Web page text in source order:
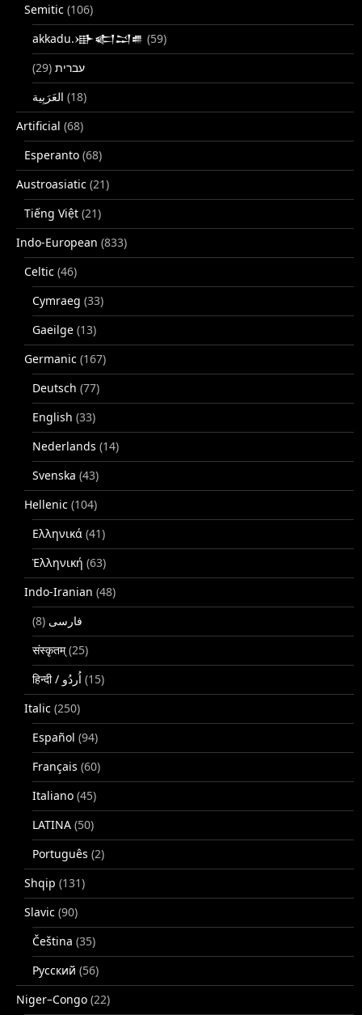
Semitic (106)
akkadu.𒀝𒅗𒁺𒌑 (59)
עברית (29)
(18)
Artificial (68)
Esperanto (68)
Austroasiatic (21)
Tiếng Việt (21)
Indo-European (833)
Celtic (46)
Cymraeg (33)
Gaeilge (13)
Germanic (167)
Deutsch (77)
English (33)
Nederlands (14)
Svenska (43)
Hellenic (104)
Ελληνικά (41)
Ἑλληνική (63)
Indo-Iranian (48)
فارسی (8)
संस्कृतम्(25)
(15)
Italic (250)
Español (94)
Français (60)
Italiano (45)
LATINA (50)
Português (2)
Shqip (131)
Slavic (90)
Čeština (35)
Русский (56)
Niger–Congo (22)